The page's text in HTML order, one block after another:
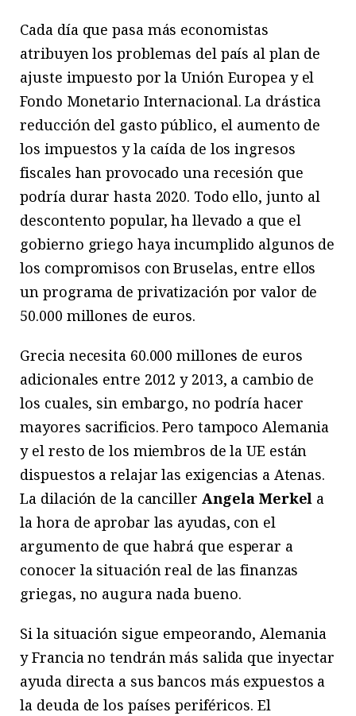
Cada día que pasa más economistas
atribuyen los problemas del país al plan de
ajuste impuesto por la Unión Europea y el
Fondo Monetario Internacional. La drástica
reducción del gasto público, el aumento de
los impuestos y la caída de los ingresos
fiscales han provocado una recesión que
podría durar hasta 2020. Todo ello, junto al
descontento popular, ha llevado a que el
gobierno griego haya incumplido algunos de
los compromisos con Bruselas, entre ellos
un programa de privatización por valor de
50.000 millones de euros.
Grecia necesita 60.000 millones de euros
adicionales entre 2012 y 2013, a cambio de
los cuales, sin embargo, no podría hacer
mayores sacrificios. Pero tampoco Alemania
y el resto de los miembros de la UE están
dispuestos a relajar las exigencias a Atenas.
La dilación de la canciller Angela Merkel a
la hora de aprobar las ayudas, con el
argumento de que habrá que esperar a
conocer la situación real de las finanzas
griegas, no augura nada bueno.
Si la situación sigue empeorando, Alemania
y Francia no tendrán más salida que inyectar
ayuda directa a sus bancos más expuestos a
la deuda de los países periféricos. El